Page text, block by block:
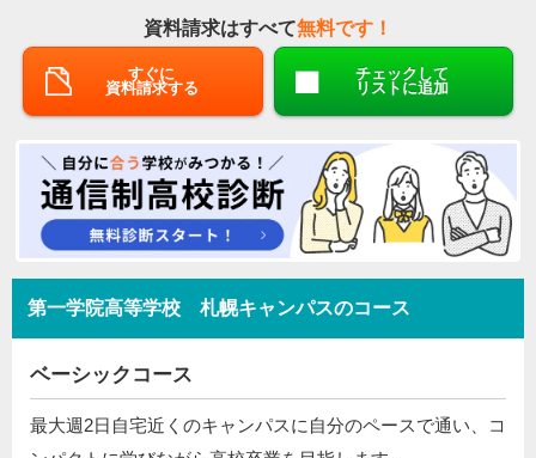
資料請求はすべて無料です！
すぐに
資料請求する
チェックして
リストに追加
第一学院高等学校 札幌キャンパスのコース
ベーシックコース
最大週2日自宅近くのキャンパスに自分のペースで通い、コ